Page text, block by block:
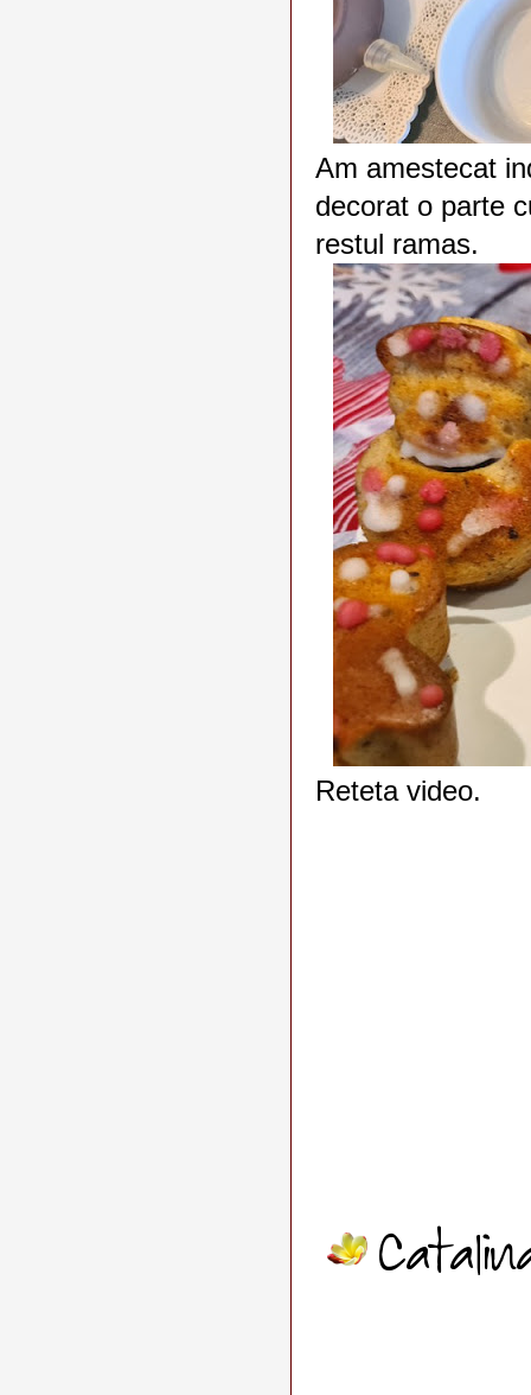
Am amestecat
decorat o parte
restul ramas.
Reteta video.